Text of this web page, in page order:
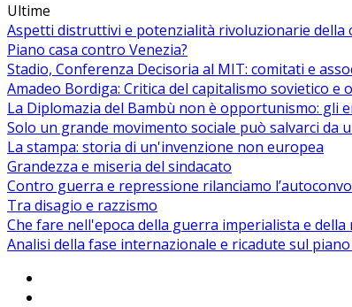
Ultime
Aspetti distruttivi e potenzialità rivoluzionarie della
Piano casa contro Venezia?
Stadio, Conferenza Decisoria al MIT: comitati e
Amadeo Bordiga: Critica del capitalismo sovietico
La Diplomazia del Bambù non è opportunismo: gli
Solo un grande movimento sociale può salvarci da
La stampa: storia di un'invenzione non europea
Grandezza e miseria del sindacato
Contro guerra e repressione rilanciamo
Tra disagio e razzismo
Che fare nell'epoca della guerra imperialista e
Analisi della fase internazionale e ricadute sul